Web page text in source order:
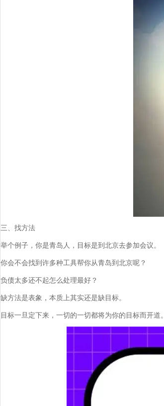
三、找方法
举个例子，你是青岛人，目标是到北京去参加会议。
你会不会找到许多种工具帮你从青岛到北京呢？
负债太多还不起怎么处理最好？
缺方法是表象，本质上其实还是缺目标。
目标一旦定下来，一切的一切都将为你的目标而开道。